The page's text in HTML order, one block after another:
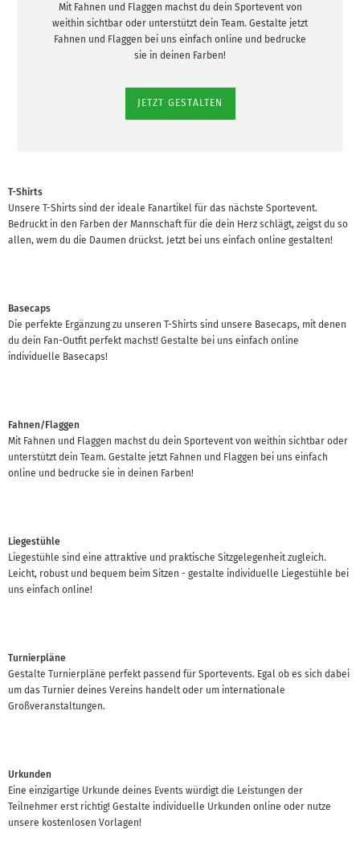
Mit Fahnen und Flaggen machst du dein Sportevent von
weithin sichtbar oder unterstützt dein Team. Gestalte jetzt
Fahnen und Flaggen bei uns einfach online und bedrucke
sie in deinen Farben!
JETZT GESTALTEN
T-Shirts
Unsere T-Shirts sind der ideale Fanartikel für das nächste Sportevent.
Bedruckt in den Farben der Mannschaft für die dein Herz schlägt, zeigst du so
allen, wem du die Daumen drückst. Jetzt bei uns einfach online gestalten!
Basecaps
Die perfekte Ergänzung zu unseren T-Shirts sind unsere Basecaps, mit denen
du dein Fan-Outfit perfekt machst! Gestalte bei uns einfach online
individuelle Basecaps!
Fahnen/Flaggen
Mit Fahnen und Flaggen machst du dein Sportevent von weithin sichtbar oder
unterstützt dein Team. Gestalte jetzt Fahnen und Flaggen bei uns einfach
online und bedrucke sie in deinen Farben!
Liegestühle
Liegestühle sind eine attraktive und praktische Sitzgelegenheit zugleich.
Leicht, robust und bequem beim Sitzen - gestalte individuelle Liegestühle bei
uns einfach online!
Turnierpläne
Gestalte Turnierpläne perfekt passend für Sportevents. Egal ob es sich dabei
um das Turnier deines Vereins handelt oder um internationale
Großveranstaltungen.
Urkunden
Eine einzigartige Urkunde deines Events würdigt die Leistungen der
Teilnehmer erst richtig! Gestalte individuelle Urkunden online oder nutze
unsere kostenlosen Vorlagen!